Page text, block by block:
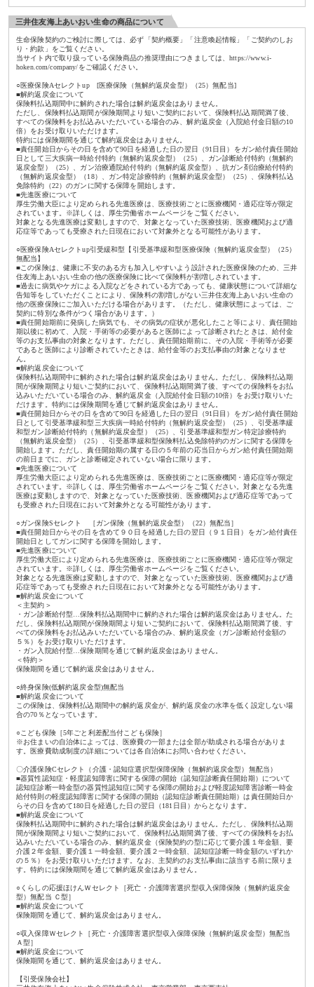
三井住友海上あいおい生命の商品について
生命保険契約のご検討に際しては、必ず「契約概要」「注意喚起情報」「ご契約のしお
り・約款」をご覧ください。
当サイト内で取り扱っている保険商品の推奨理由につきましては、https://www.i-
hoken.com/company/をご確認ください。
○医療保険Aセレクトup [医療保険（無解約返戻金型）（25）無配当]
■解約返戻金について
保険料払込期間中に解約された場合は解約返戻金はありません。
ただし、保険料払込期間が保険期間より短いご契約において、保険料払込期間満了後、
すべての保険料をお払込みいただいている場合のみ、解約返戻金（入院給付金日額の10
倍）をお受け取りいただけます。
特約には保険期間を通じて解約返戻金はありません。
■責任開始日からその日を含めて90日を経過した日の翌日（91日目）をガン給付責任開始
日として三大疾病一時給付特約（無解約返戻金型）（25）、ガン診断給付特約（無解約
返戻金型）（25）、ガン治療通院給付特約（無解約返戻金型）、抗ガン剤治療給付特約
（無解約返戻金型）（18）、ガン特定診療特約（無解約返戻金型）（25）、保険料払込
免除特約（22）のガンに関する保障を開始します。
■先進医療について
厚生労働大臣により定められる先進医療は、医療技術ごとに医療機関・適応症等が限定
されています。※詳しくは、厚生労働省ホームページをご覧ください。
対象となる先進医療は変動しますので、対象となっていた医療技術、医療機関および適
応症等であっても受療された日現在において対象外となる可能性があります。
○医療保険Aセレクトup引受緩和型【引受基準緩和型医療保険（無解約返戻金型）（25）
無配当】
■この保険は、健康に不安のある方も加入しやすいよう設計された医療保険のため、三井
住友海上あいおい生命の他の医療保険に比べて保険料が割増しされています。
■過去に病気やケガによる入院などをされている方であっても、健康状態について詳細な
告知等をしていただくことにより、保険料の割増しがない三井住友海上あいおい生命の
他の医療保険にご加入いただける場合があります。（ただし、健康状態によっては、ご
契約に特別な条件がつく場合があります。）
■責任開始期前に発病した病気でも、その病気の症状が悪化したこと等により、責任開始
期以後に初めて、入院・手術等の必要があると医師によって診断されたときは、給付金
等のお支払事由の対象となります。ただし、責任開始期前に、その入院・手術等が必要
であると医師により診断されていたときは、給付金等のお支払事由の対象となりませ
ん。
■解約返戻金について
保険料払込期間中に解約された場合は解約返戻金はありません。ただし、保険料払込期
間が保険期間より短いご契約において、保険料払込期間満了後、すべての保険料をお払
込みいただいている場合のみ、解約返戻金（入院給付金日額の10倍）をお受け取りいた
だけます。特約には保険期間を通じて解約返戻金はありません。
■責任開始日からその日を含めて90日を経過した日の翌日（91日目）をガン給付責任開始
日として引受基準緩和型三大疾病一時給付特約（無解約返戻金型）（25）、引受基準緩
和型ガン診断給付特約（無解約返戻金型）（25）、引受基準緩和型ガン特定診療特約
（無解約返戻金型）（25）、引受基準緩和型保険料払込免除特約のガンに関する保障を
開始します。ただし、責任開始期の属する日の５年前の応当日からガン給付責任開始期
の前日までに、ガンと診断確定されていない場合に限ります。
■先進医療について
厚生労働大臣により定められる先進医療は、医療技術ごとに医療機関・適応症等が限定
されています。※詳しくは、厚生労働省ホームページをご覧ください。対象となる先進
医療は変動しますので、対象となっていた医療技術、医療機関および適応症等であって
も受療された日現在において対象外となる可能性があります。
○ガン保険Sセレクト ［ガン保険（無解約返戻金型）（22）無配当］
■責任開始日からその日を含めて９０日を経過した日の翌日（９１日目）をガン給付責任
開始日としてガンに関する保障を開始します。
■先進医療について
厚生労働大臣により定められる先進医療は、医療技術ごとに医療機関・適応症等が限定
されています。※詳しくは、厚生労働省ホームページをご覧ください。
対象となる先進医療は変動しますので、対象となっていた医療技術、医療機関および適
応症等であっても受療された日現在において対象外となる可能性があります。
■解約返戻金について
＜主契約＞
・ガン診断給付型…保険料払込期間中に解約された場合は解約返戻金はありません。た
だし、保険料払込期間が保険期間より短いご契約において、保険料払込期間満了後、す
べての保険料をお払込みいただいている場合のみ、解約返戻金（ガン診断給付金額の
５％）をお受け取りいただけます。
・ガン入院給付型…保険期間を通じて解約返戻金はありません。
＜特約＞
保険期間を通じて解約返戻金はありません。
○終身保険(低解約返戻金型)無配当
■解約返戻金について
この保険は、保険料払込期間中の解約返戻金が、解約返戻金の水準を低く設定しない場
合の70％となっています。
○こども保険［5年ごと利差配当付こども保険］
※お住まいの自治体によっては、医療費の一部または全部が助成される場合がありま
す。医療費助成制度の詳細については各自治体にお問い合わせください。
〇介護保険Cセレクト（介護・認知症選択型保障保険（無解約返戻金型）無配当）
■器質性認知症・軽度認知障害に関する保障の開始（認知症診断責任開始期）について
認知症診断一時金型の器質性認知症に関する保障の開始および軽度認知障害診断一時金
給付特則の軽度認知障害に関する保障の開始（認知症診断責任開始期）は責任開始日か
らその日を含めて180日を経過した日の翌日（181日目）からとなります。
■解約返戻金について
保険料払込期間中に解約された場合は解約返戻金はありません。ただし、保険料払込期
間が保険期間より短いご契約において、保険料払込期間満了後、すべての保険料をお払
込みいただいている場合のみ、解約返戻金（保険契約の型に応じて要介護１年金額、要
介護２年金額、要介護１一時金額、要介護２一時金額、認知症診断一時金額のいずれか
の５％）をお受け取りいただけます。なお、主契約のお支払事由に該当する前に限りま
す。特約には保険期間を通じて解約返戻金はありません。
○くらしの応援ほけんＷセレクト［死亡・介護障害選択型収入保障保険（無解約返戻金
型）無配当 Ｃ型］
■解約返戻金について
保険期間を通じて、解約返戻金はありません。
○収入保障Ｗセレクト［死亡・介護障害選択型収入保障保険（無解約返戻金型）無配当
Ａ型］
■解約返戻金について
保険期間を通じて、解約返戻金はありません。
【引受保険会社】